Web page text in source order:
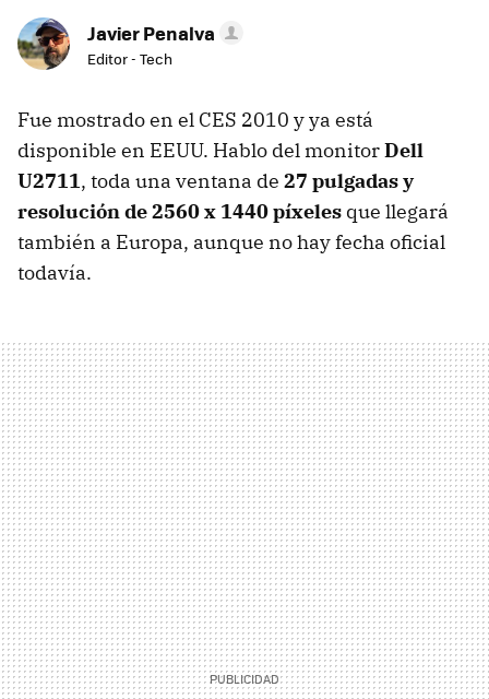
Javier Penalva
Editor - Tech
Fue mostrado en el CES 2010 y ya está
disponible en EEUU. Hablo del monitorDell
U2711, toda una ventana de 27 pulgadas y
resolución de 2560 x 1440 píxeles que llegará
también a Europa, aunque no hay fecha oficial
todavía.